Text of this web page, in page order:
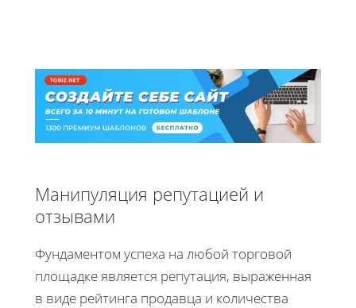
Манипуляция репутацией и
отзывами
Фундаментом успеха на любой торговой
площадке является репутация, выраженная
в виде рейтинга продавца и количества